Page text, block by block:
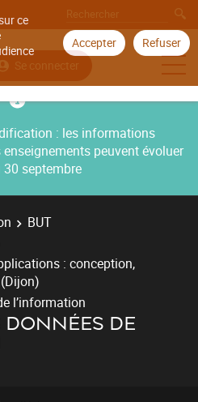
ce
Accepter Refuser
Se connecter
: les informations
peuvent évoluer
30 septembre
BUT
: conception,
l’information
DONNÉES DE